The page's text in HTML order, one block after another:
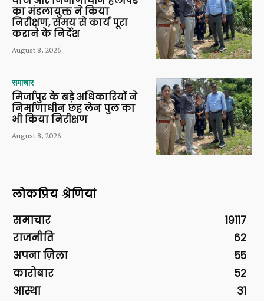
का मंडलायुक्त ने किया
निरीक्षण, समय से कार्य पूरा
कराने के निर्देश
August 8, 2026
समाचार
मिर्जापुर के बड़े अधिकारियों ने
निर्माणाधीन छह लेन पुल का
भी किया निरीक्षण
August 8, 2026
लोकप्रिय श्रेणियां
समाचार
19117
राजनीति
62
अपना ज़िला
55
कारोबार
52
आस्था
31